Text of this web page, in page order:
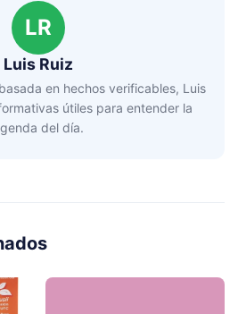
LR
Luis Ruiz
en hechos verificables, Luis
útiles para entender la
del día.